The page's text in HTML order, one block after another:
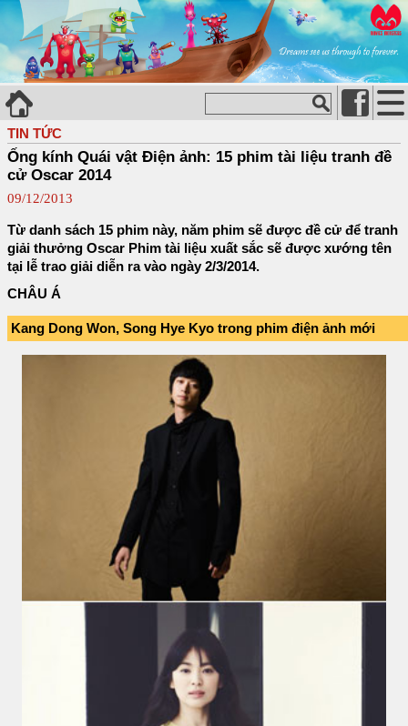
TIN TỨC
Ống kính Quái vật Điện ảnh: 15 phim tài liệu tranh đề
cử Oscar 2014
09/12/2013
Từ danh sách 15 phim này, năm phim sẽ được đề cử để tranh
giải thưởng Oscar Phim tài liệu xuất sắc sẽ được xướng tên
tại lễ trao giải diễn ra vào ngày 2/3/2014.
CHÂU Á
Kang Dong Won, Song Hye Kyo trong phim điện ảnh mới